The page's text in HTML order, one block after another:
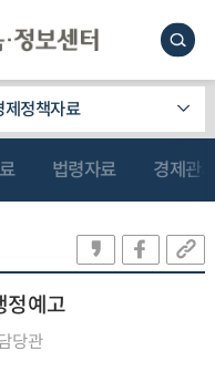
제정책자료
법령자료 경제관
정예고
당관